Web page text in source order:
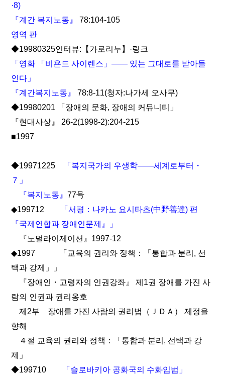
·8)
『계간 복지노동』78:104-105
영역 판
◆19980325인터뷰:【가로리누】·링크
「영화 「비욘드 사이렌스」―― 있는 그대로를 받아들
인다」
『계간복지노동』78:8-11(청자:나가세 오사무)
◆19980201 「장애의 문화, 장애의 커뮤니티」
『현대사상』 26-2(1998-2):204-215
■1997
◆19971225
「복지국가의 우생학――세계로부터・
７」
『복지노동』77号
◆199712
「서평：나카노 요시타츠(中野善達) 편
『국제연합과 장애인문제』」
『노멀라이제이션』1997-12
◆1997 「교육의 권리와 정책：「통합과 분리, 선
택과 강제」」
『장애인・고령자의 인권강좌』 제1권 장애를 가진 사
람의 인권과 권리옹호
제2부 장애를 가진 사람의 권리법（ＪＤＡ） 제정을
향해
４절 교육의 권리와 정책：「통합과 분리, 선택과 강
제」
◆199710
「슬로바키아 공화국의 수화입법」